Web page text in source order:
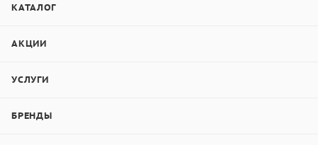
КАТАЛОГ
АКЦИИ
УСЛУГИ
БРЕНДЫ